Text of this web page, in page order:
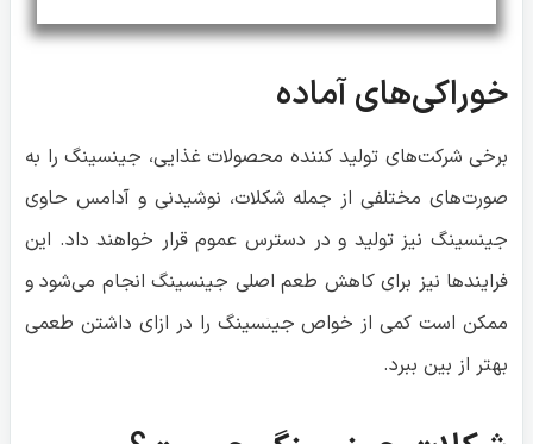
خوراکی‌های آماده
برخی شرکت‌های تولید کننده محصولات غذایی، جینسینگ را به
صورت‌های مختلفی از جمله شکلات، نوشیدنی و آدامس حاوی
جینسینگ نیز تولید و در دسترس عموم قرار خواهند داد. این
فرایندها نیز برای کاهش طعم اصلی جینسینگ انجام می‌شود و
ممکن است کمی از خواص جینسینگ را در ازای داشتن طعمی
بهتر از بین ببرد.